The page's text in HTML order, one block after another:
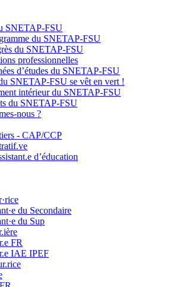
SNETAP-FSU
du SNETAP-FSU
du SNETAP-FSU
professionnelles
d’études du SNETAP-FSU
SNETAP-FSU se vêt en vert !
intérieur du SNETAP-FSU
du SNETAP-FSU
nous ?
- CAP/CCP
d’éducation
du Secondaire
du Sup
FR
IAE IPEF